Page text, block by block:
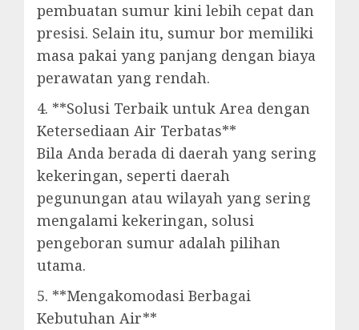
pembuatan sumur kini lebih cepat dan
presisi. Selain itu, sumur bor memiliki
masa pakai yang panjang dengan biaya
perawatan yang rendah.
4. **Solusi Terbaik untuk Area dengan
Ketersediaan Air Terbatas**
Bila Anda berada di daerah yang sering
kekeringan, seperti daerah
pegunungan atau wilayah yang sering
mengalami kekeringan, solusi
pengeboran sumur adalah pilihan
utama.
5. **Mengakomodasi Berbagai
Kebutuhan Air**